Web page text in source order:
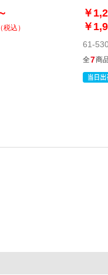
（税込）
￥
￥
61-
全7商